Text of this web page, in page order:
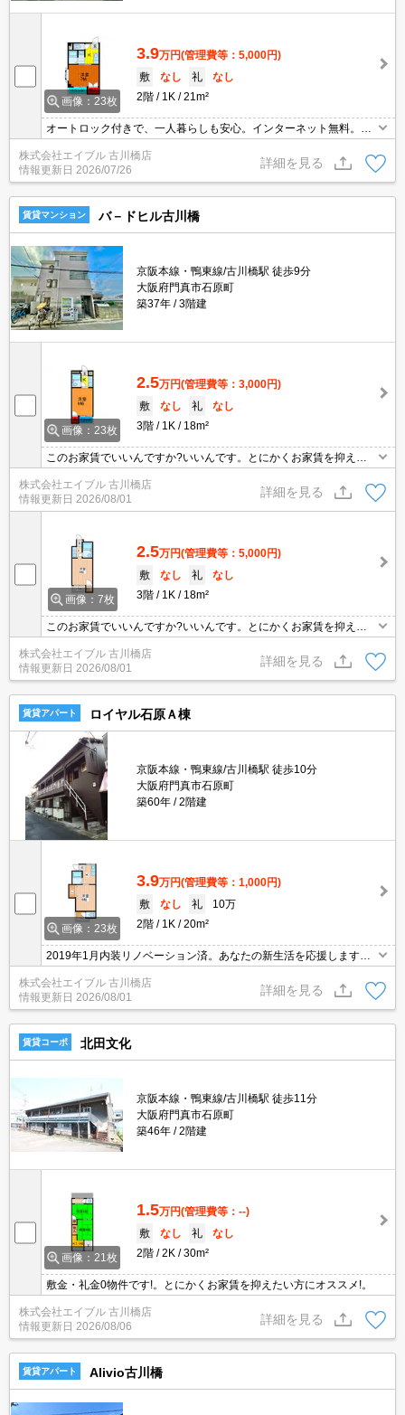
画像：23枚
3.9万円(管理費等：5,000円)
敷
なし 礼
なし
2階
1K 21m²
オートロック付きで、一人暮らしも安心。インターネット無料。退
去時清掃費55,000円。
株式会社エイブル 古川橋店
情報更新日 2026/07/26
詳細を見る
賃貸マンション バ－ドヒル古川橋
京阪本線・鴨東線/古川橋駅 徒歩9分
大阪府門真市石原町
築37年
3階建
画像：23枚
2.5万円(管理費等：3,000円)
敷
なし 礼
なし
3階
1K 18m²
このお家賃でいいんですか?いいんです。とにかくお家賃を抑えた
い方にオススメ!。敷金・礼金なし。エアコン付き。住環境も静かで
安心ですよ。ぜひお問い合わせください!。
株式会社エイブル 古川橋店
情報更新日 2026/08/01
詳細を見る
画像：7枚
2.5万円(管理費等：5,000円)
敷
なし 礼
なし
3階
1K 18m²
このお家賃でいいんですか?いいんです。とにかくお家賃を抑えた
い方にオススメ!。初期費用も抑えれますよ。最寄り駅まで徒歩10
分！。ぜひお問い合わせください!。
株式会社エイブル 古川橋店
情報更新日 2026/08/01
詳細を見る
賃貸アパート ロイヤル石原Ａ棟
京阪本線・鴨東線/古川橋駅 徒歩10分
大阪府門真市石原町
築60年
2階建
画像：23枚
3.9万円(管理費等：1,000円)
敷
なし 礼
10万
2階
1K 20m²
2019年1月内装リノベーション済。あなたの新生活を応援します。
ぜひお問合せください。
株式会社エイブル 古川橋店
情報更新日 2026/08/01
詳細を見る
賃貸コーポ 北田文化
京阪本線・鴨東線/古川橋駅 徒歩11分
大阪府門真市石原町
築46年
2階建
画像：21枚
1.5万円(管理費等：--)
敷
なし 礼
なし
2階
2K 30m²
敷金・礼金0物件です!。とにかくお家賃を抑えたい方にオススメ!。
株式会社エイブル 古川橋店
情報更新日 2026/08/06
詳細を見る
賃貸アパート Alivio古川橋